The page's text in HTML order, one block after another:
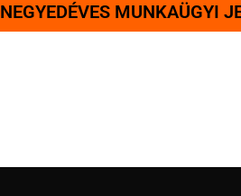
NEGYEDÉVES MUNKAÜGYI